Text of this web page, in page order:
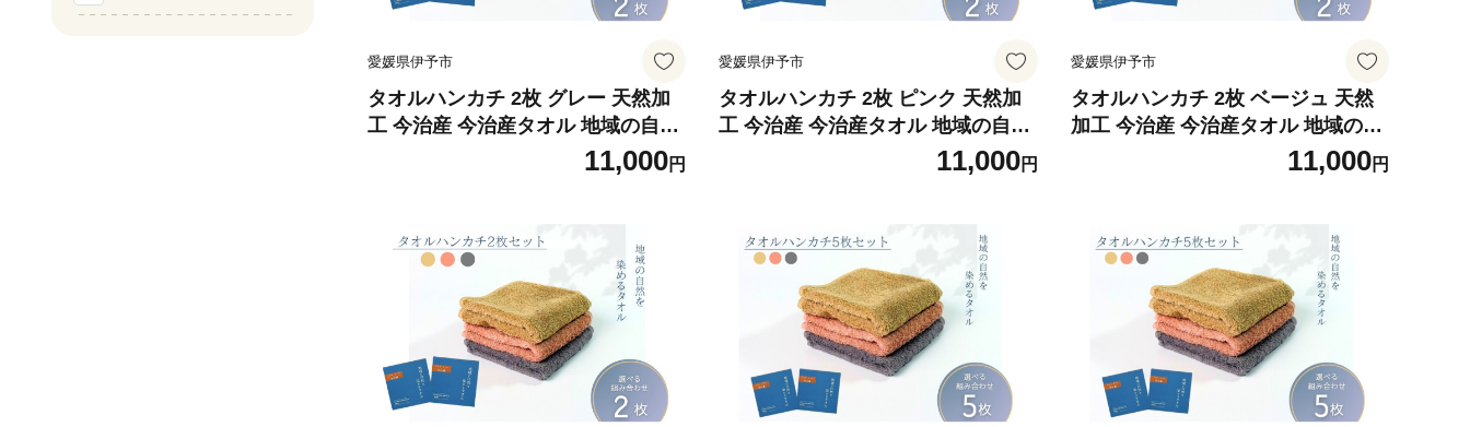
愛媛県伊予市
タオルハンカチ 2枚 グレー 天然加
工 今治産 今治産タオル 地域の自然
を染めるタオル 河上工芸所｜B416
11,000円
愛媛県伊予市
タオルハンカチ 2枚 ピンク 天然加
工 今治産 今治産タオル 地域の自然
を染めるタオル 河上工芸所｜B416-
11,000円
愛媛県伊予市
タオルハンカチ 2枚 ベージュ 天然
加工 今治産 今治産タオル 地域の自
然を染めるタオル 河上工芸所｜B41
11,000円